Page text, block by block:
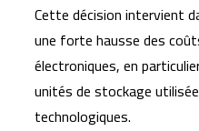
Cette décision intervient
une forte hausse des
électroniques, en
unités de stockage
technologiques.